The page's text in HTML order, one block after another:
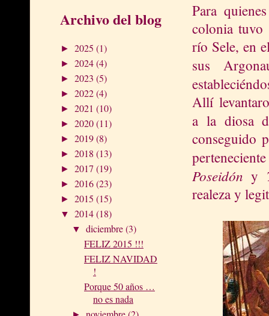
Archivo del blog
► 2025 (1)
► 2024(4)
► 2023 (5)
► 2022(4)
► 2021 (10)
► 2020(11)
► 2019(8)
► 2018 (13)
► 2017 (19)
► 2016(23)
► 2015 (15)
▼ 2014(18)
▼diciembre(3)
FELIZ 2015 !!!
FELIZ NAVIDAD
!
Porque 50 años …
no es nada
Para
colonia tuvo
río Sele, en
sus
Allí
a la diosa
conseguido
Poseidón y
realeza y